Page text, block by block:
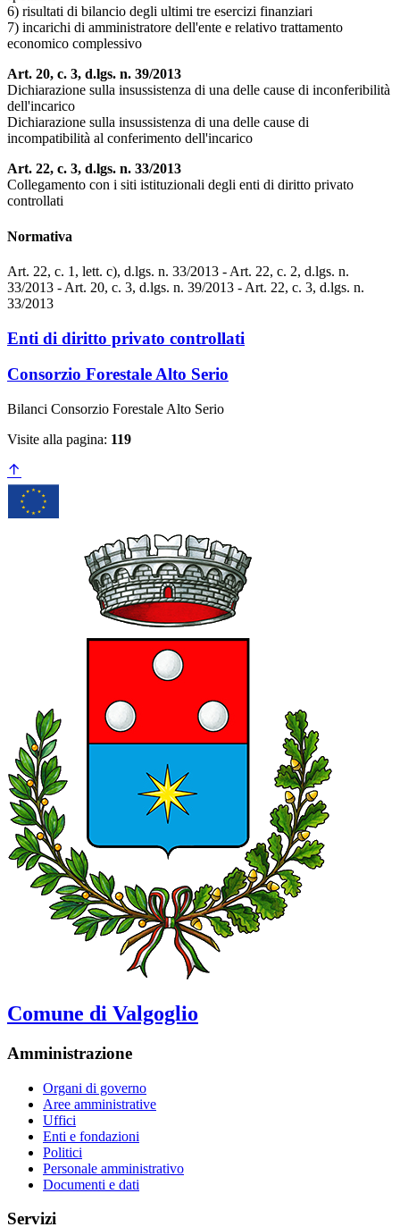
6) risultati di bilancio degli ultimi tre esercizi finanziari
7) incarichi di amministratore dell'ente e relativo trattamento
economico complessivo
Art. 20, c. 3, d.lgs. n. 39/2013
Dichiarazione sulla insussistenza di una delle cause di inconferibilità
dell'incarico
Dichiarazione sulla insussistenza di una delle cause di
incompatibilità al conferimento dell'incarico
Art. 22, c. 3, d.lgs. n. 33/2013
Collegamento con i siti istituzionali degli enti di diritto privato
controllati
Normativa
Art. 22, c. 1, lett. c), d.lgs. n. 33/2013 - Art. 22, c. 2, d.lgs. n.
33/2013 - Art. 20, c. 3, d.lgs. n. 39/2013 - Art. 22, c. 3, d.lgs. n.
33/2013
Enti di diritto privato controllati
Consorzio Forestale Alto Serio
Bilanci Consorzio Forestale Alto Serio
Visite alla pagina: 119
Comune di Valgoglio
Amministrazione
Organi di governo
Aree amministrative
Uffici
Enti e fondazioni
Politici
Personale amministrativo
Documenti e dati
Servizi